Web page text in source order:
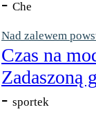
Che
Nad zalewem
Czas na
Zadaszoną
- sportek